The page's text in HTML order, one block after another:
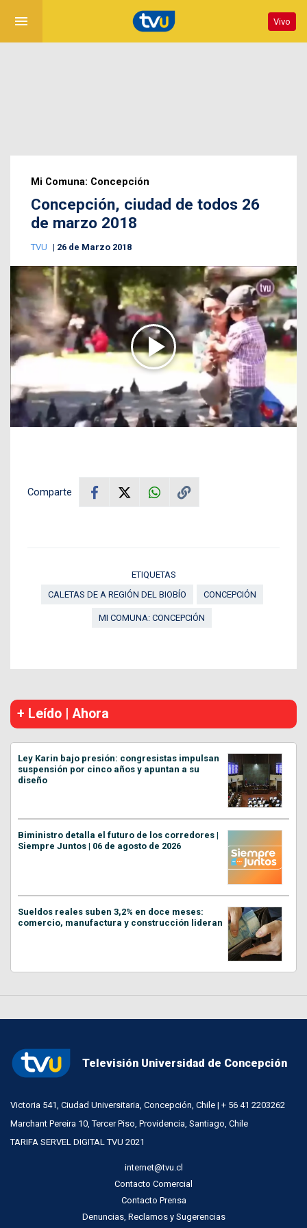
menu Vivo
Mi Comuna: Concepción
Concepción, ciudad de todos 26
de marzo 2018
TVU 26 de Marzo 2018
Comparte
ETIQUETAS
CALETAS DE A REGIÓN DEL BIOBÍO
CONCEPCIÓN
MI COMUNA: CONCEPCIÓN
+ Leído | Ahora
Ley Karin bajo presión: congresistas impulsan
suspensión por cinco años y apuntan a su
diseño
Biministro detalla el futuro de los corredores |
Siempre Juntos | 06 de agosto de 2026
Sueldos reales suben 3,2% en doce meses:
comercio, manufactura y construcción lideran
Televisión Universidad de Concepción
Victoria 541, Ciudad Universitaria, Concepción, Chile | + 56 41 2203262
Marchant Pereira 10, Tercer Piso, Providencia, Santiago, Chile
TARIFA SERVEL DIGITAL TVU 2021
internet@tvu.cl
Contacto Comercial
Contacto Prensa
Denuncias, Reclamos y Sugerencias